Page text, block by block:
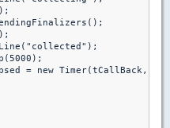
= new Timer(tCallBack,